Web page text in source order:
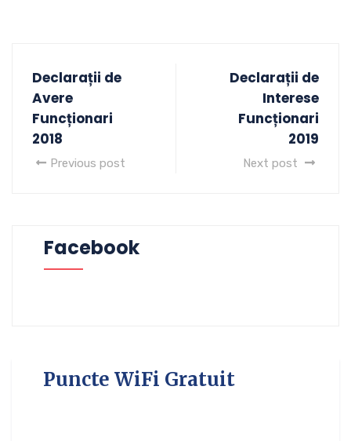
Declarații de
Avere
Funcționari
2018
Previous post
Declarații de
Interese
Funcționari
2019
Next post
Facebook
Puncte WiFi Gratuit